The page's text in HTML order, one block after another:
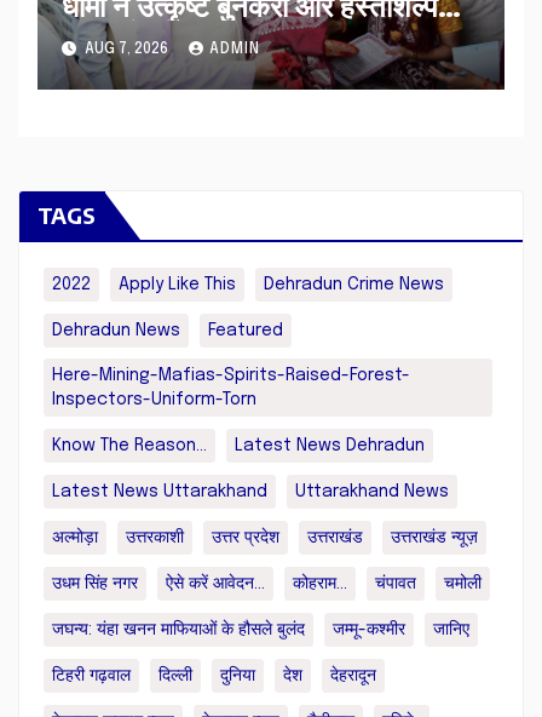
कारीगरों को किया सम्मानित
AUG 7, 2026 ADMIN
TAGS
2022 Apply Like This Dehradun Crime News
Dehradun News Featured
Here-Mining-Mafias-Spirits-Raised-Forest-
Inspectors-Uniform-Torn
Know The Reason... Latest News Dehradun
Latest News Uttarakhand Uttarakhand News
अल्मोड़ा उत्तरकाशी उत्तर प्रदेश उत्तराखंड उत्तराखंड न्यूज़
उधम सिंह नगर ऐसे करें आवेदन... कोहराम... चंपावत चमोली
जघन्य: यंहा खनन माफियाओं के हौसले बुलंद जम्मू-कश्मीर जानिए
टिहरी गढ़वाल दिल्ली दुनिया देश देहरादून